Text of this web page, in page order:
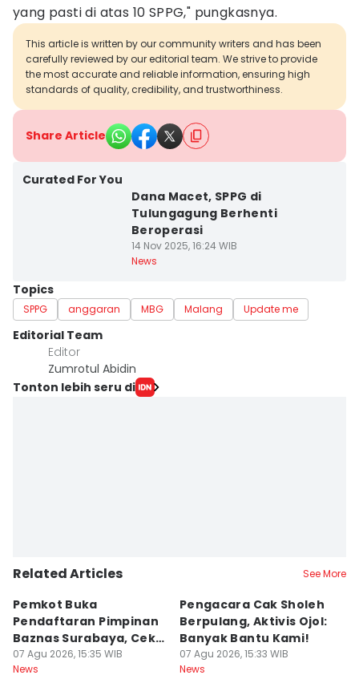
yang pasti di atas 10 SPPG," pungkasnya.
This article is written by our community writers and has been
carefully reviewed by our editorial team. We strive to provide
the most accurate and reliable information, ensuring high
standards of quality, credibility, and trustworthiness.
Share Article
Curated For You
Dana Macet, SPPG di
Tulungagung Berhenti
Beroperasi
14 Nov 2025, 16:24 WIB
News
Topics
SPPG anggaran MBG Malang Update me
Editorial Team
Editor
Zumrotul Abidin
Tonton lebih seru di
Related Articles See More
Pemkot Buka
Pendaftaran Pimpinan
Baznas Surabaya, Cek
Syaratnya
07 Agu 2026, 15:35 WIB
News
Pengacara Cak Sholeh
Berpulang, Aktivis Ojol:
Banyak Bantu Kami!
07 Agu 2026, 15:33 WIB
News